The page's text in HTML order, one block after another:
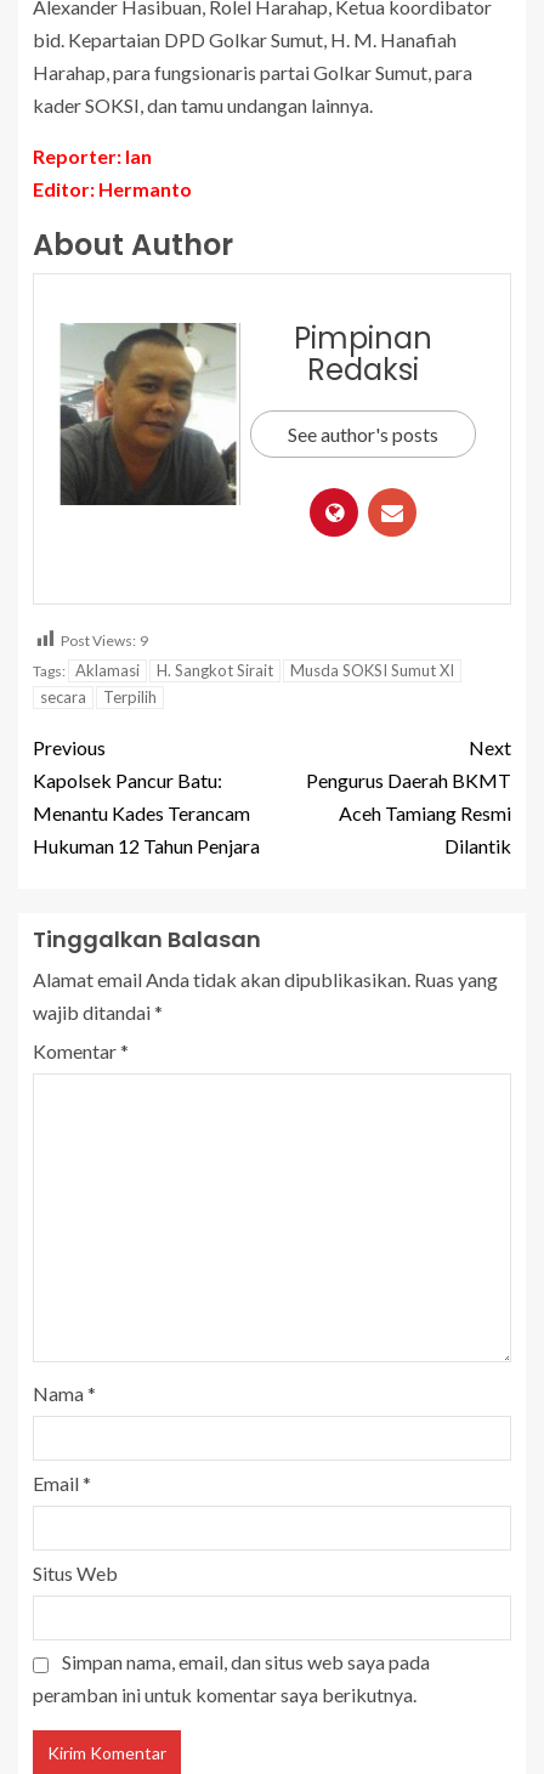
Alexander Hasibuan, Rolel Harahap, Ketua koordibator
bid. Kepartaian DPD Golkar Sumut, H. M. Hanafiah
Harahap, para fungsionaris partai Golkar Sumut, para
kader SOKSI, dan tamu undangan lainnya.
Reporter: Ian
Editor: Hermanto
About Author
Pimpinan
Redaksi
See author's posts
Post Views: 9
Tags: Aklamasi H. Sangkot Sirait
Musda SOKSI Sumut XI
secara
Terpilih
Previous
Kapolsek Pancur Batu:
Menantu Kades Terancam
Hukuman 12 Tahun Penjara
Next
Pengurus Daerah BKMT
Aceh Tamiang Resmi
Dilantik
Tinggalkan Balasan
Alamat email Anda tidak akan dipublikasikan. Ruas yang
wajib ditandai*
Komentar*
Nama*
Email*
Situs Web
Simpan nama, email, dan situs web saya pada
peramban ini untuk komentar saya berikutnya.